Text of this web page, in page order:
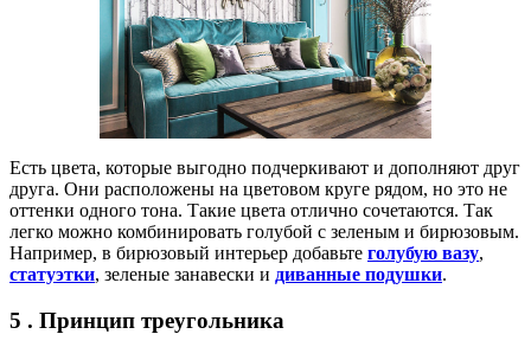
Есть цвета, которые выгодно подчеркивают и дополняют друг
друга. Они расположены на цветовом круге рядом, но это не
оттенки одного тона. Такие цвета отлично сочетаются. Так
легко можно комбинировать голубой с зеленым и бирюзовым.
Например, в бирюзовый интерьер добавьте голубую вазу,
статуэтки, зеленые занавески и диванные подушки.
5 . Принцип треугольника